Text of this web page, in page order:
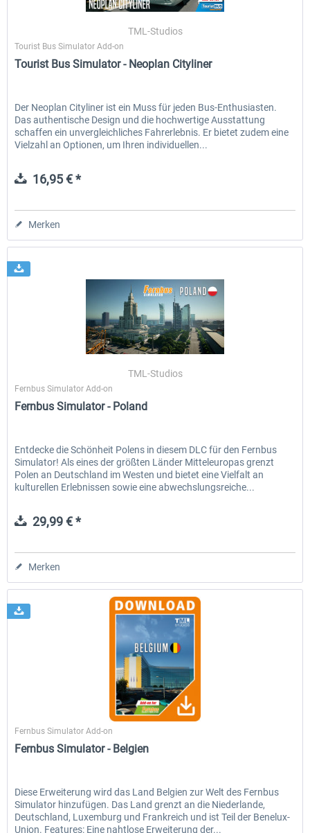
TML-Studios
Tourist Bus Simulator Add-on
Tourist Bus Simulator - Neoplan Cityliner
Der Neoplan Cityliner ist ein Muss für jeden Bus-Enthusiasten.
Das authentische Design und die hochwertige Ausstattung
schaffen ein unvergleichliches Fahrerlebnis. Er bietet zudem eine
Vielzahl an Optionen, um Ihren individuellen...
16,95 € *
Merken
TML-Studios
Fernbus Simulator Add-on
Fernbus Simulator - Poland
Entdecke die Schönheit Polens in diesem DLC für den Fernbus
Simulator! Als eines der größten Länder Mitteleuropas grenzt
Polen an Deutschland im Westen und bietet eine Vielfalt an
kulturellen Erlebnissen sowie eine abwechslungsreiche...
29,99 € *
Merken
TML-Studios
Fernbus Simulator Add-on
Fernbus Simulator - Belgien
Diese Erweiterung wird das Land Belgien zur Welt des Fernbus
Simulator hinzufügen. Das Land grenzt an die Niederlande,
Deutschland, Luxemburg und Frankreich und ist Teil der Benelux-
Union. Features: Eine nahtlose Erweiterung der...